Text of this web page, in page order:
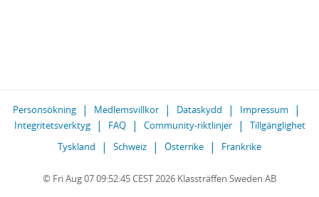
Personsökning Medlemsvillkor Dataskydd
Impressum
Integritetsverktyg
FAQ Community-riktlinjer
Tillgänglighet
Tyskland
Schweiz Österrike Frankrike
© Fri Aug 07 09:52:45 CEST 2026 Klassträffen Sweden AB